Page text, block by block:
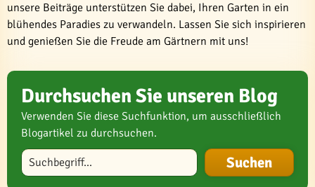
unsere Beiträge unterstützen Sie dabei, Ihren Garten in ein
blühendes Paradies zu verwandeln. Lassen Sie sich inspirieren
und genießen Sie die Freude am Gärtnern mit uns!
Durchsuchen Sie unseren Blog
Verwenden Sie diese Suchfunktion, um ausschließlich
Blogartikel zu durchsuchen.
Blog durchsuchen